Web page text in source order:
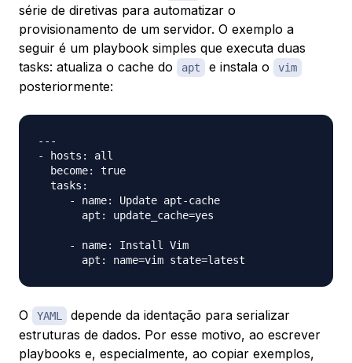
série de diretivas para automatizar o
provisionamento de um servidor. O exemplo a
seguir é um playbook simples que executa duas
tasks: atualiza o cache do
apt e instala o vim
posteriormente:
---
- hosts: all
  become: true
  tasks:
     - name: Update apt-cache
       apt: update_cache=yes
     - name: Install Vim
O YAML
depende da identação para serializar
estruturas de dados. Por esse motivo, ao escrever
playbooks e, especialmente, ao copiar exemplos,